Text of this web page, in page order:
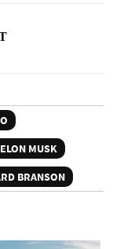
ELON MUSK
BRANSON